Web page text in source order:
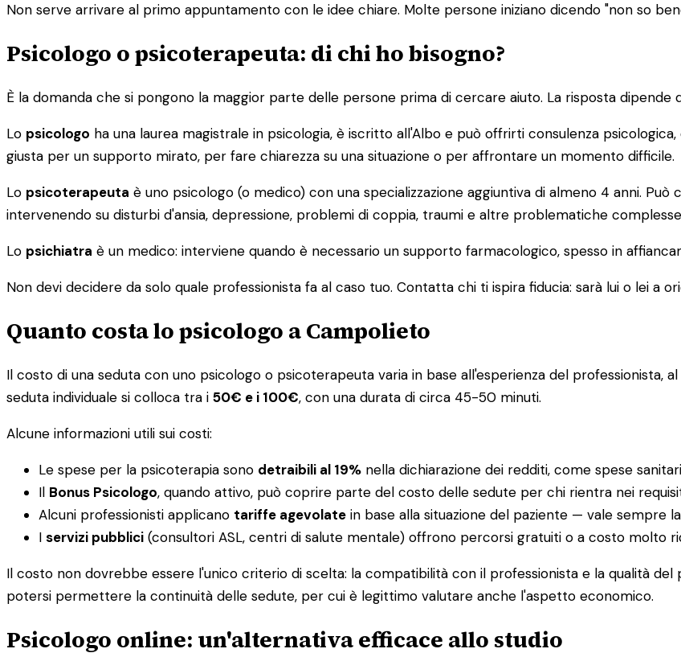
Non serve arrivare al primo appuntamento con le idee chiare. Molte persone iniziano dicendo "non so
Psicologo o psicoterapeuta: di chi ho bisogno?
È la domanda che si pongono la maggior parte delle persone prima di cercare aiuto. La risposta
Lo psicologo ha una laurea magistrale in psicologia, è iscritto all'Albo e può offrirti consulenza
giusta per un supporto mirato, per fare chiarezza su una situazione o per affrontare un momento difficile.
Lo psicoterapeuta è uno psicologo (o medico) con una specializzazione aggiuntiva di almeno 4 anni.
intervenendo su disturbi d'ansia, depressione, problemi di coppia, traumi e altre problematiche
Lo psichiatra è un medico: interviene quando è necessario un supporto farmacologico, spesso in
Non devi decidere da solo quale professionista fa al caso tuo. Contatta chi ti ispira fiducia: sarà lui o lei a
Quanto costa lo psicologo a Campolieto
Il costo di una seduta con uno psicologo o psicoterapeuta varia in base all'esperienza del professionista,
seduta individuale si colloca tra i 50€ e i 100€, con una durata di circa 45-50 minuti.
Alcune informazioni utili sui costi:
Le spese per la psicoterapia sono detraibili al 19% nella dichiarazione dei redditi, come spese
Il Bonus Psicologo, quando attivo, può coprire parte del costo delle sedute per chi rientra nei
Alcuni professionisti applicano tariffe agevolate in base alla situazione del paziente — vale sempre
I servizi pubblici (consultori ASL, centri di salute mentale) offrono percorsi gratuiti o a costo molto
Il costo non dovrebbe essere l'unico criterio di scelta: la compatibilità con il professionista e la qualità
potersi permettere la continuità delle sedute, per cui è legittimo valutare anche l'aspetto economico.
Psicologo online: un'alternativa efficace allo studio